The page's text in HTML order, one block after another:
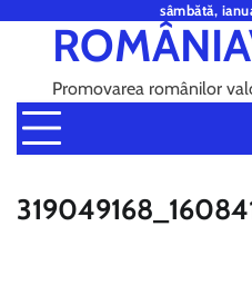
content
sâmbătă,
Promovarea românilor